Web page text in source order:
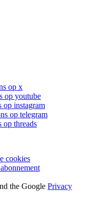
op x
op youtube
op instagram
op telegram
op threads
cookies
the Google Privacy